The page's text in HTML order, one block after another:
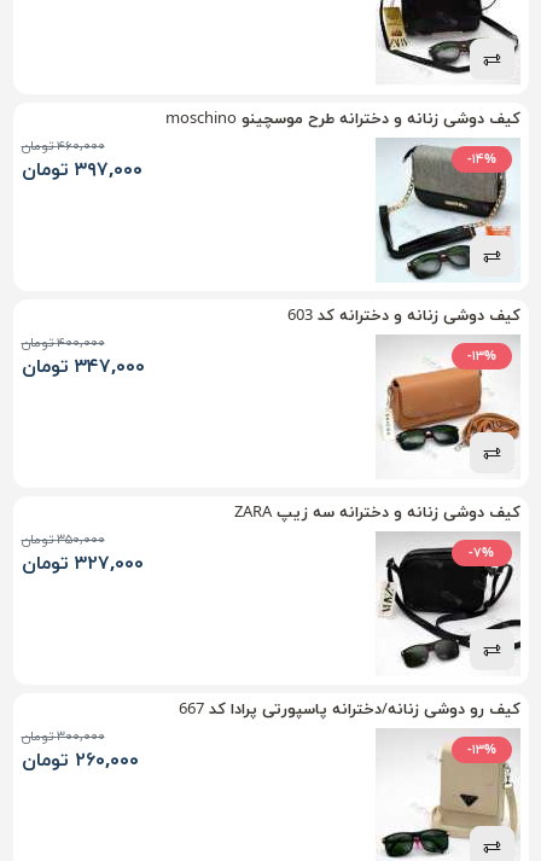
کیف دوشی زنانه و دخترانه طرح موسچینو moschino
-۱۴%
۴۶۰,۰۰۰ تومان
۳۹۷,۰۰۰ تومان
کیف دوشی زنانه و دخترانه کد 603
-۱۳%
۴۰۰,۰۰۰ تومان
۳۴۷,۰۰۰ تومان
کیف دوشی زنانه و دخترانه سه زیپ ZARA
-۷%
۳۵۰,۰۰۰ تومان
۳۲۷,۰۰۰ تومان
کیف رو دوشی زنانه/دخترانه پاسپورتی پرادا کد 667
-۱۳%
۳۰۰,۰۰۰ تومان
۲۶۰,۰۰۰ تومان